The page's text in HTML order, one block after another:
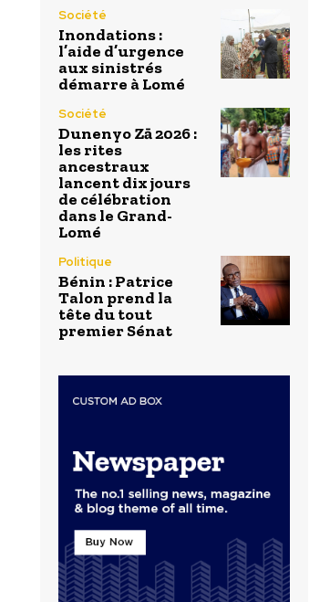
Société
Inondations :
l’aide d’urgence
aux sinistrés
démarre à Lomé
Société
Dunenyo Zā 2026 :
les rites
ancestraux
lancent dix jours
de célébration
dans le Grand-
Lomé
Politique
Bénin : Patrice
Talon prend la
tête du tout
premier Sénat